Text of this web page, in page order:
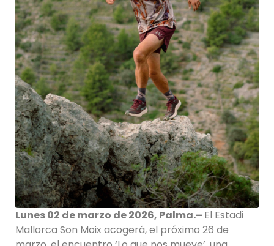
Lunes 02 de marzo de 2026, Palma.– El Estadi
Mallorca Son Moix acogerá, el próximo 26 de